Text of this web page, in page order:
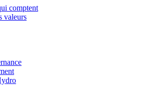
comptent
valeurs